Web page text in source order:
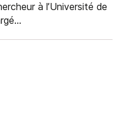
à l’Université de